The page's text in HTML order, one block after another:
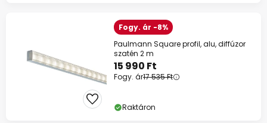
Fogy. ár -8%
Paulmann Square profil, alu, diffúzor
szatén 2 m
15 990 Ft
Fogy. ár17 535 Ft
Raktáron